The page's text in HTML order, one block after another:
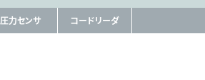
圧力センサ コードリーダ